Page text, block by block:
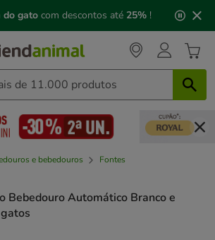
do gato com descontos até 25% !
e bebedouros Fontes
Bebedouro Automático Branco e